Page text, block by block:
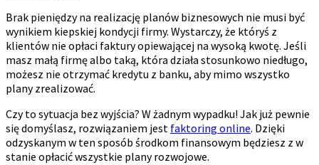
Brak pieniędzy na realizację planów biznesowych nie musi być
wynikiem kiepskiej kondycji firmy. Wystarczy, że któryś z
klientów nie opłaci faktury opiewającej na wysoką kwotę. Jeśli
masz małą firmę albo taką, która działa stosunkowo niedługo,
możesz nie otrzymać kredytu z banku, aby mimo wszystko
plany zrealizować.
Czy to sytuacja bez wyjścia? W żadnym wypadku! Jak już pewnie
się domyślasz, rozwiązaniem jest faktoring online. Dzięki
odzyskanym w ten sposób środkom finansowym będziesz z w
stanie opłacić wszystkie plany rozwojowe.